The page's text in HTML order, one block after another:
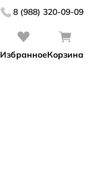
8 (988) 320-09-09
ИзбранноеКорзина